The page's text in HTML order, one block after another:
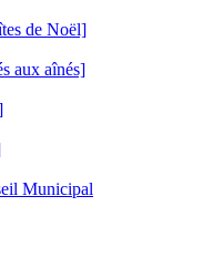
de Noël]
aux aînés]
Municipal